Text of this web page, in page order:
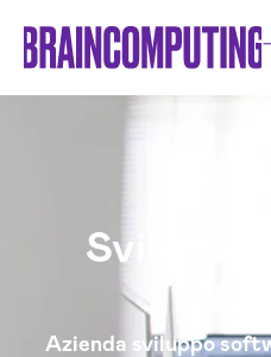
Sviluppo
Azienda sviluppo